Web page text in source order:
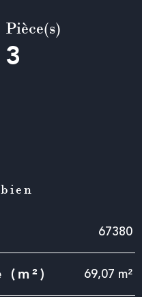
Pièce(s)
3
67380
69,07 m²